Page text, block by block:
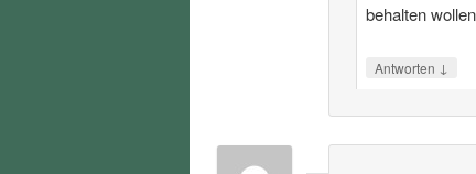
behalten
Antworten ↓